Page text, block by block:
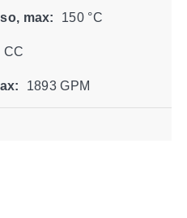
max: 150 °C
CC
1893 GPM